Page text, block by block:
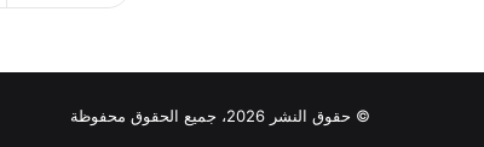
© حقوق النشر 2026، جميع الحقوق محفوظة